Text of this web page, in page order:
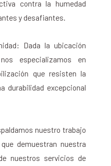
contra la humedad
y desafiantes.
Dada la ubicación
especializamos en
que resisten la
durabilidad excepcional
nuestro trabajo
demuestran nuestra
nuestros servicios de